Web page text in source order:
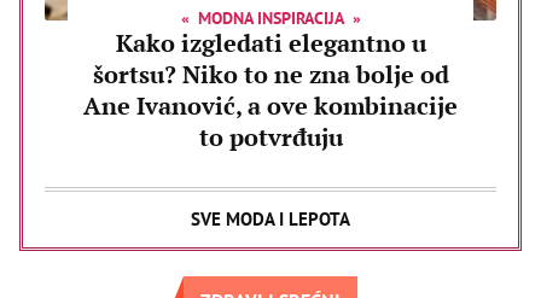
MODNA INSPIRACIJA
Kako izgledati elegantno u
šortsu? Niko to ne zna bolje od
Ane Ivanović, a ove kombinacije
to potvrđuju
SVE MODA I LEPOTA